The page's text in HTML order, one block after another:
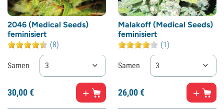
2046 (Medical Seeds)
feminisiert
(8)
Samen 3
30,00€
Malakoff (Medical Seeds)
feminisiert
(1)
Samen 3
26,00€